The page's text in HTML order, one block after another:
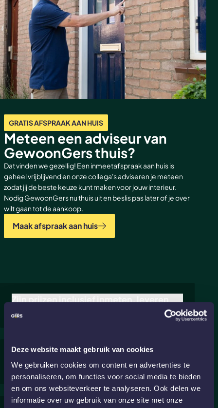
Deze website maakt gebruik van cookies
We gebruiken cookies om content en advertenties te
personaliseren, om functies voor social media te bieden
en om ons websiteverkeer te analyseren. Ook delen we
informatie over uw gebruik van onze site met onze
GRATIS AFSPRAAK AAN HUIS
Meteen een adviseur van
GewoonGers thuis?
Dat vinden we gezellig! Een inmeetafspraak aan huis is
geheel vrijblijvend en onze collega's adviseren je meteen
zodat jij de beste keuze kunt maken voor jouw interieur.
Nodig GewoonGers nu thuis uit en beslis pas later of je over
wilt gaan tot de aankoop.
Maak afspraak aan huis
Zijn prijzen inclusief inmeten, leveren
en monteren?
zijn inclusief inmeetservice, transport en montage.
deur? Dan zijn die prijzen exclusief inmeetservice en
montage.Akoestische panelenzijn exclusief levering
en montage. Wist je dat jemontageservice voor
akoestische panelengemakkelijk kunt bijbestellen?
Ben ik aan standaard afmetingen
gebonden?
De
producten worden geheel op maat
gemaakt, maar hebben een minimum en maximum
afmeting. Heb je een situatie die hiervan afwijkt? Kijk